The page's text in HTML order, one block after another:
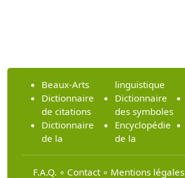
Beaux-Arts
Dictionnaire
de citations
Dictionnaire
de la
linguistique
Dictionnaire
des symboles
Encyclopédie
de la
F.A.Q. ∘ Contact∘ Mentions légales